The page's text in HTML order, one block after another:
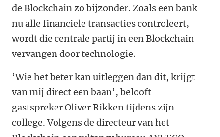
de Blockchain zo bijzonder. Zoals een bank
nu alle financiele transacties controleert,
wordt die centrale partij in een Blockchain
vervangen door technologie.
‘Wie het beter kan uitleggen dan dit, krijgt
van mij direct een baan’, belooft
gastspreker Oliver Rikken tijdens zijn
college. Volgens de directeur van het